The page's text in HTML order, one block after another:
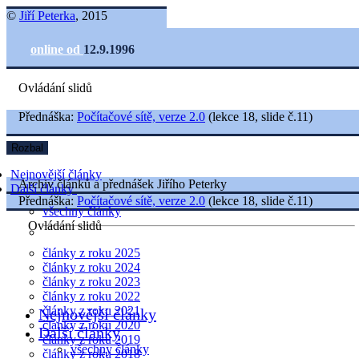
© Jiří Peterka, 2015
online od 12.9.1996
Ovládání slidů
Nejnovější články
Další články
všechny články
články z roku 2025
články z roku 2024
články z roku 2023
články z roku 2022
články z roku 2021
články z roku 2020
články z roku 2019
články z roku 2018
Přednáška: Počítačové sítě, verze 2.0 (lekce 18, slide č.11)
Rozbal
Archiv článků a přednášek Jiřího Peterky
Přednáška: Počítačové sítě, verze 2.0 (lekce 18, slide č.11)
Ovládání slidů
Nejnovější články
Další články
všechny články